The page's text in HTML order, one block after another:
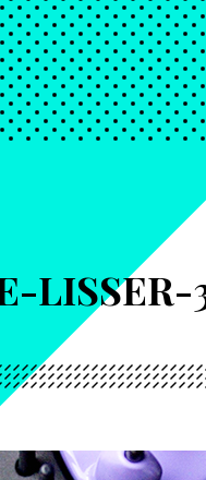
LISSER-